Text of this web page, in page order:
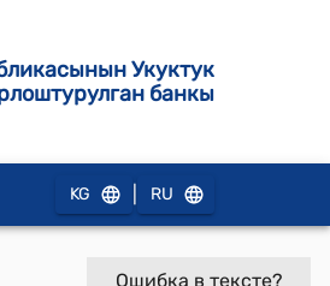
Укуктук
банкы
KG RU
Ошибка в тексте?